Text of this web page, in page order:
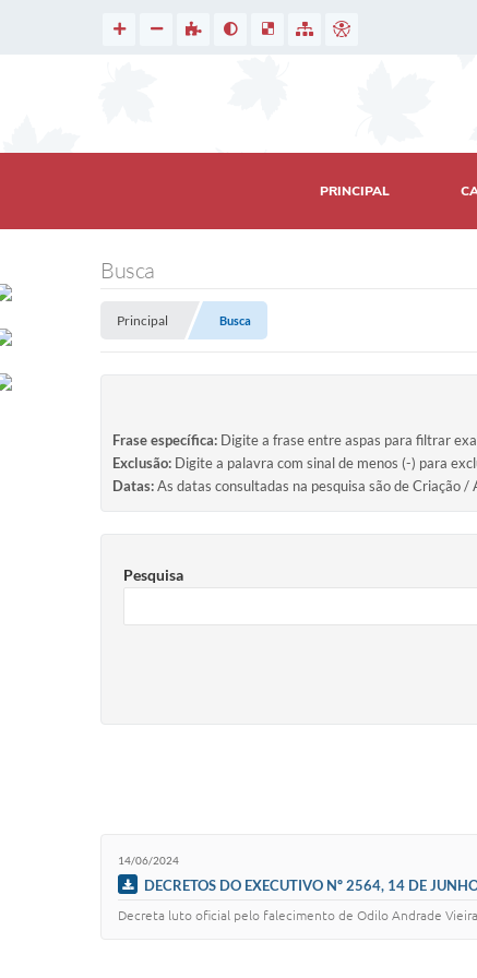
PRINCIPAL
Busca
Principal Busca
Frase específica: Digite a frase entre aspas para filtrar
Exclusão: Digite a palavra com sinal de menos (-) para
Datas:As datas consultadas na pesquisa são de Criação
Pesquisa
14/06/2024
DECRETOS DO EXECUTIVO Nº 2564, 14 DE
Decreta luto oficial pelo falecimento de Odilo Andrade Vieira.